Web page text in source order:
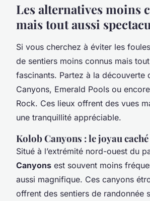
Les alternatives moins
mais tout aussi
Si vous cherchez à éviter les
de sentiers moins connus mais
fascinants. Partez à la découverte
Canyons, Emerald Pools ou encore
Rock. Ces lieux offrent des vues
une tranquillité appréciable.
Kolob Canyons : le joyau caché
Situé à l’extrémité nord-ouest du
Canyons est souvent moins
aussi magnifique. Ces canyons
offrent des sentiers de randonnée